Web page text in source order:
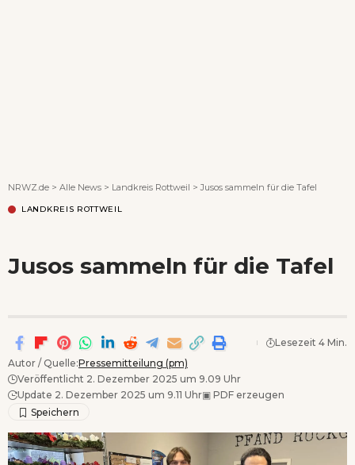
NRWZ.de > Alle News > Landkreis Rottweil >Jusos sammeln für die Tafel
LANDKREIS ROTTWEIL
Jusos sammeln für die Tafel
Autor / Quelle:Pressemitteilung (pm)
Veröffentlicht 2. Dezember 2025 um 9.09 Uhr
Update 2. Dezember 2025 um 9.11 Uhr▣ PDF erzeugen
Lesezeit 4 Min.